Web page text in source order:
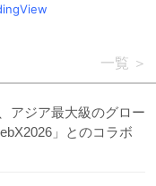
一覧
アジア最大級のグロー
」とのコラボ